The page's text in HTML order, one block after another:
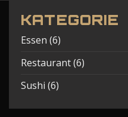
KATEGORIE
Essen (6)
Restaurant(6)
Sushi (6)